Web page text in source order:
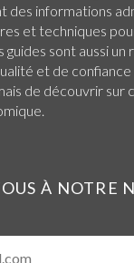
des informations
et techniques
guides sont aussi
et de confiance
de découvrir sur
À NOTRE